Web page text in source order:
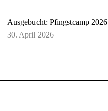
Ausgebucht: Pfingstcamp 2026
30. April 2026